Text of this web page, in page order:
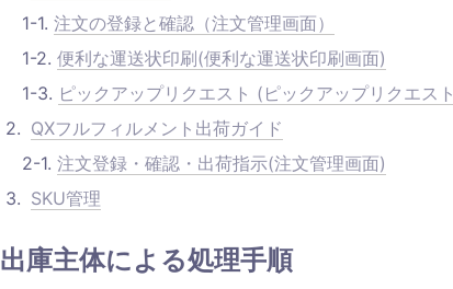
    1-1.
注文の登録と確認（注文管理画面）
    1-2.
便利な運送状印刷(便利な運送状印刷画面)
    1-3.
ピックアップリクエスト (ピックアップリクエス
2. QXフルフィルメント出荷ガイド
    2-1.
注文登録・確認・出荷指示(注文管理画面)
3. SKU管理
出庫主体による処理手順